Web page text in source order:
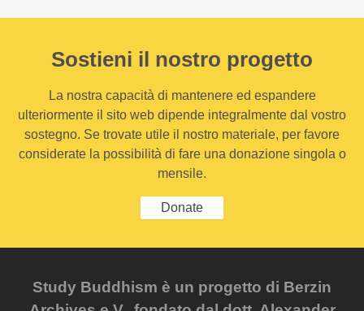
Sostieni il nostro progetto
La nostra capacità di mantenere ed espandere
ulteriormente il sito web dipende integralmente dal vostro
sostegno. Se trovate utile il nostro materiale, per favore
considerate la possibilità di fare una donazione singola o
mensile.
Donate
Study Buddhism è un progetto di Berzin